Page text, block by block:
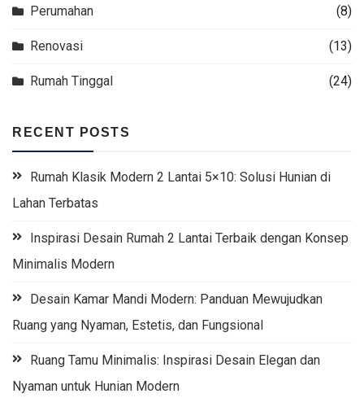
Perumahan (8)
Renovasi (13)
Rumah Tinggal (24)
RECENT POSTS
Rumah Klasik Modern 2 Lantai 5×10: Solusi Hunian di
Lahan Terbatas
Inspirasi Desain Rumah 2 Lantai Terbaik dengan Konsep
Minimalis Modern
Desain Kamar Mandi Modern: Panduan Mewujudkan
Ruang yang Nyaman, Estetis, dan Fungsional
Ruang Tamu Minimalis: Inspirasi Desain Elegan dan
Nyaman untuk Hunian Modern